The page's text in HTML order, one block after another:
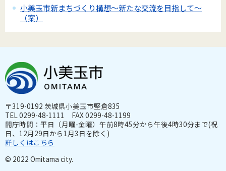
小美玉市新まちづくり構想～新たな交流を目指して～
（案）
〒319-0192 茨城県小美玉市堅倉835
TEL 0299-48-1111 FAX 0299-48-1199
開庁時間：平日（月曜-金曜）午前8時45分から午後4時30分まで(祝
日、12月29日から1月3日を除く)
詳しくはこちら
© 2022 Omitama city.